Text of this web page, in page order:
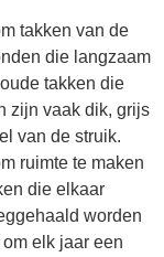
takken van de
die langzaam
takken die
zijn vaak dik, grijs
van de struik.
ruimte te maken
die elkaar
worden
elk jaar een